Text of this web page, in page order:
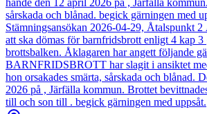
sårskada och blånad. begick gärningen med
Stämningsansökan 2026-04-29, Åtalspunkt 2
att ska dömas för barnfridsbrott enligt 4 kap 3
brottsbalken. Åklagaren har angett följande
BARNFRIDSBROTT har slagit i ansiktet
hon orsakades smärta, sårskada och blånad.
2026 på , Järfälla kommun. Brottet
till och son till . begick gärningen med uppsåt.